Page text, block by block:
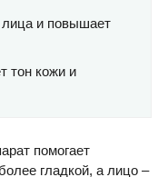
и повышает
тон кожи и
помогает
гладкой, а лицо –